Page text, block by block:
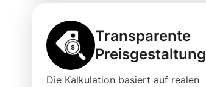
Transparente
Preisgestaltung
Die Kalkulation basiert auf realen